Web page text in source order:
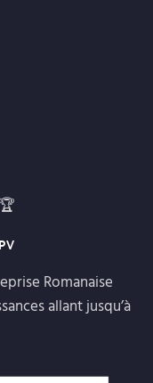
🏆
Romanaise
allant jusqu’à